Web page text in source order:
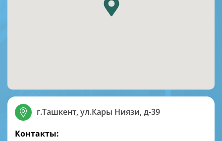
г.Ташкент, ул.Кары Ниязи, д-39
Контакты: